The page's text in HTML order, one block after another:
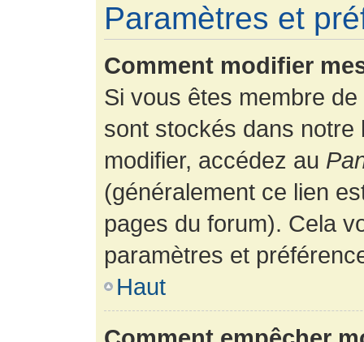
Paramètres et
Comment modifier
Si vous êtes membre
sont stockés dans
modifier, accédez au
(généralement ce lien
pages du forum). Cela
paramètres et
Haut